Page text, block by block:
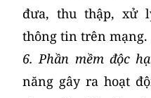
đưa, thu thập, xử
thông tin trên mạng.
6. Phần mềm độc
năng gây ra hoạt